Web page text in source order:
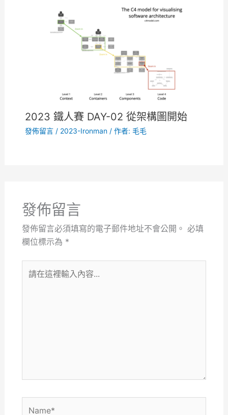
2023 鐵人賽 DAY-02 從架構圖開始
發佈留言 / 2023-Ironman/ 作者: 毛毛
發佈留言
發佈留言必須填寫的電子郵件地址不會公開。 必填
欄位標示為 *
在